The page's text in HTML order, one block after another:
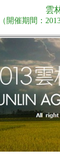
雲
（開催期間：